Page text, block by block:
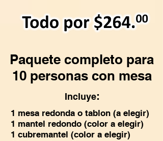
Paquete completo para
10 personas con mesa
Incluye:
1 mesa redonda o tablon (a elegir)
1 mantel redondo (color a elegir)
1 cubremantel (color a elegir)